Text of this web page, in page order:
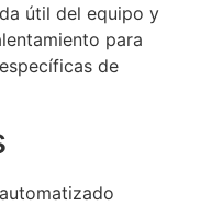
útil del equipo y
para
de